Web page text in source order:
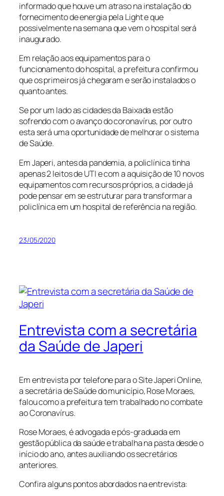
informado que houve um atraso na instalação do
fornecimento de energia pela Light e que
possivelmente na semana que vem o hospital será
inaugurado.
Em relação aos equipamentos para o
funcionamento do hospital, a prefeitura confirmou
que os primeiros já chegaram e serão instalados o
quanto antes.
Se por um lado as cidades da Baixada estão
sofrendo com o avanço do coronavírus, por outro
esta será uma oportunidade de melhorar o sistema
de Saúde.
Em Japeri, antes da pandemia, a policlínica tinha
apenas 2 leitos de UTI e com a aquisição de 10 novos
equipamentos com recursos próprios, a cidade já
pode pensar em se estruturar para transformar a
policlínica em um hospital de referência na região.
23/05/2020
Entrevista com a secretária
da Saúde de Japeri
Em entrevista por telefone para o Site Japeri Online,
a secretária de Saúde do município, Rose Moraes,
falou como a prefeitura tem trabalhado no combate
ao Coronavírus.
Rose Moraes, é advogada e pós-graduada em
gestão pública da saúde e trabalha na pasta desde o
início do ano, antes auxiliando os secretários
anteriores.
Confira alguns pontos abordados na entrevista: